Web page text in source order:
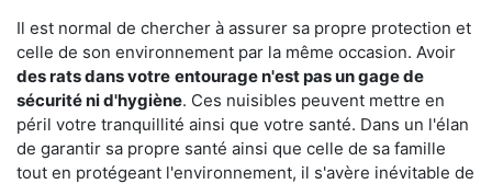
Il est normal de chercher à assurer sa propre protection et
celle de son environnement par la même occasion. Avoir
des rats dans votre entourage n'est pas un gage de
sécurité ni d'hygiène. Ces nuisibles peuvent mettre en
péril votre tranquillité ainsi que votre santé. Dans un l'élan
de garantir sa propre santé ainsi que celle de sa famille
tout en protégeant l'environnement, il s'avère inévitable de